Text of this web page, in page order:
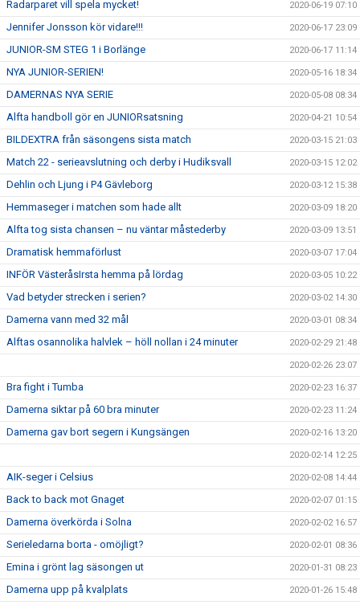
Radarparet vill spela mycket! 2020-06-19 07:10
Jennifer Jonsson kör vidare!!! 2020-06-17 23:09
JUNIOR-SM STEG 1 i Borlänge 2020-06-17 11:14
NYA JUNIOR-SERIEN! 2020-05-16 18:34
DAMERNAS NYA SERIE 2020-05-08 08:34
Alfta handboll gör en JUNIORsatsning 2020-04-21 10:54
BILDEXTRA från säsongens sista match 2020-03-15 21:03
Match 22 - serieavslutning och derby i Hudiksvall 2020-03-15 12:02
Dehlin och Ljung i P4 Gävleborg 2020-03-12 15:38
Hemmaseger i matchen som hade allt 2020-03-09 18:20
Alfta tog sista chansen – nu väntar måstederby 2020-03-09 13:51
Dramatisk hemmaförlust 2020-03-07 17:04
INFÖR VästeråsIrsta hemma på lördag 2020-03-05 10:22
Vad betyder strecken i serien? 2020-03-02 14:30
Damerna vann med 32 mål 2020-03-01 08:34
Alftas osannolika halvlek – höll nollan i 24 minuter 2020-02-29 21:48
2020-02-26 23:07
Bra fight i Tumba 2020-02-23 16:37
Damerna siktar på 60 bra minuter 2020-02-23 11:24
Damerna gav bort segern i Kungsängen 2020-02-16 13:20
2020-02-14 12:25
AIK-seger i Celsius 2020-02-08 14:44
Back to back mot Gnaget 2020-02-07 01:15
Damerna överkörda i Solna 2020-02-02 16:57
Serieledarna borta - omöjligt? 2020-02-01 08:36
Emina i grönt lag säsongen ut 2020-01-31 08:23
Damerna upp på kvalplats 2020-01-26 15:48